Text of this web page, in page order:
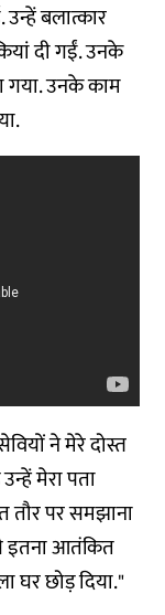
बलात्कार
दी गईं. उनके
गया. उनके काम
ने मेरे दोस्त
मेरा पता
तौर पर समझाना
इतना आतंकित
घर छोड़ दिया."